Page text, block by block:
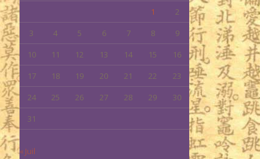
1
2
3
4 5 6 7 8
9
10
11 12 13 14 15
16
17
18 19 20 21 22
23
24
25 26 27 28 29
30
31
« Juil